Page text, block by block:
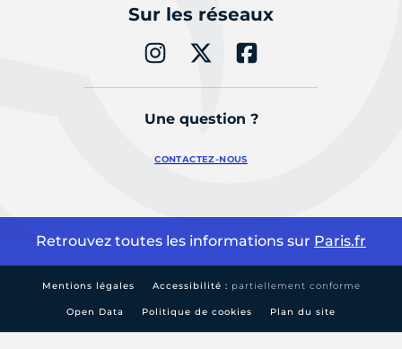
Sur les réseaux
Une question ?
CONTACTEZ-NOUS
Retrouvez toutes les informations sur Paris.fr
Mentions légales Accessibilité : partiellement conforme
Open Data Politique de cookies Plan du site